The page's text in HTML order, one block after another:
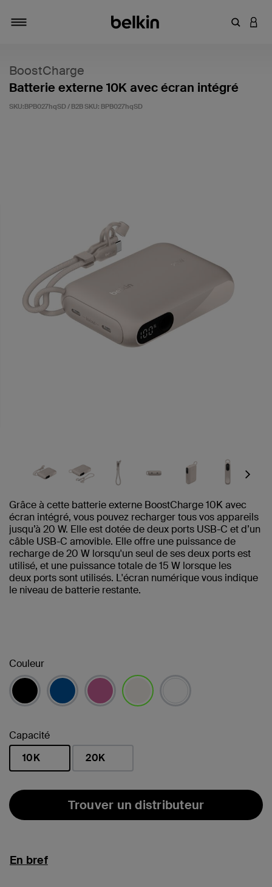
Saisir
BoostCharge
Batterie externe 10K avec écran intégré
SKU:BPB027hqSD / B2B SKU: BPB027hqSD
Next
Grâce à cette batterie externe BoostCharge 10K avec
écran intégré, vous pouvez recharger tous vos appareils
jusqu’à 20 W. Elle est dotée de deux ports USB-C et d’un
câble USB-C amovible. Elle offre une puissance de
recharge de 20 W lorsqu'un seul de ses deux ports est
utilisé, et une puissance totale de 15 W lorsque les
deux ports sont utilisés. L'écran numérique vous indique
le niveau de batterie restante.
Couleur
Capacité
10K
20K
Trouver un distributeur
En bref